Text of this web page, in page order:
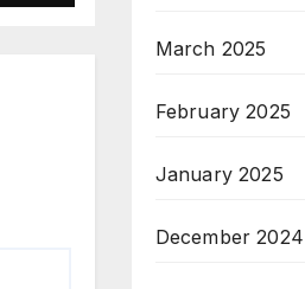
March 2025
February 2025
January 2025
December 2024